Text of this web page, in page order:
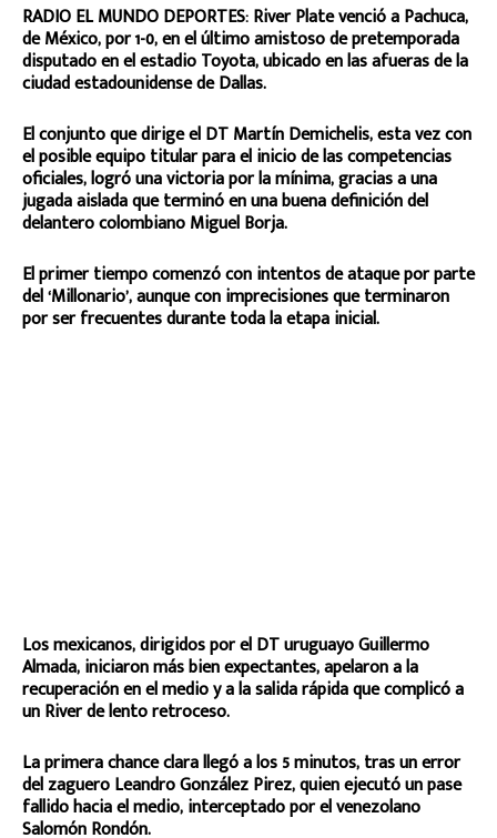
RADIO EL MUNDO DEPORTES: River Plate venció a Pachuca,
de México, por 1-0, en el último amistoso de pretemporada
disputado en el estadio Toyota, ubicado en las afueras de la
ciudad estadounidense de Dallas.
El conjunto que dirige el DT Martín Demichelis, esta vez con
el posible equipo titular para el inicio de las competencias
oficiales, logró una victoria por la mínima, gracias a una
jugada aislada que terminó en una buena definición del
delantero colombiano Miguel Borja.
El primer tiempo comenzó con intentos de ataque por parte
del ‘Millonario’, aunque con imprecisiones que terminaron
por ser frecuentes durante toda la etapa inicial.
Los mexicanos, dirigidos por el DT uruguayo Guillermo
Almada, iniciaron más bien expectantes, apelaron a la
recuperación en el medio y a la salida rápida que complicó a
un River de lento retroceso.
La primera chance clara llegó a los 5 minutos, tras un error
del zaguero Leandro González Pirez, quien ejecutó un pase
fallido hacia el medio, interceptado por el venezolano
Salomón Rondón.